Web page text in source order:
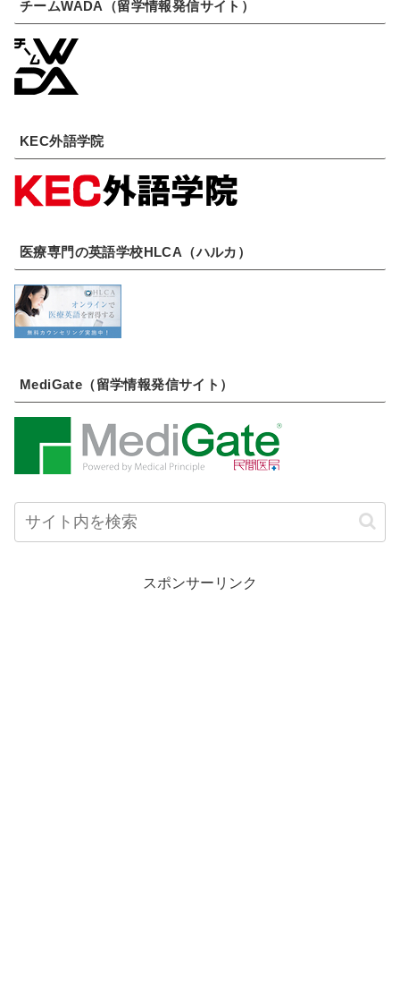
チームWADA（留学情報発信サイト）
KEC外語学院
医療専門の英語学校HLCA（ハルカ）
MediGate（留学情報発信サイト）
スポンサーリンク